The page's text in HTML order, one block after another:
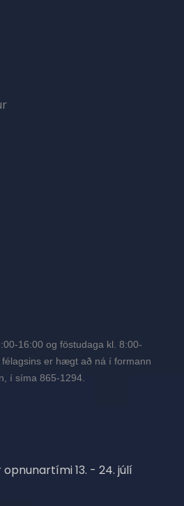
16:00 og föstudaga kl. 8:00-
er hægt að ná í formann
í síma 865-1294.
13. - 24. júlí